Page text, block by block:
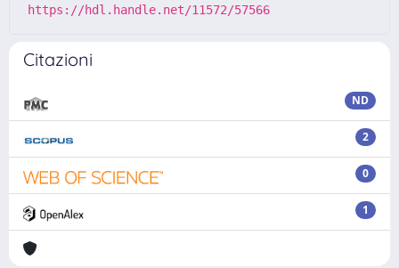
https://hdl.handle.net/11572/57566
Citazioni
ND
2
0
1